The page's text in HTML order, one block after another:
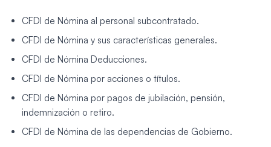
CFDI de Nómina al personal subcontratado.
CFDI de Nómina y sus características generales.
CFDI de Nómina Deducciones.
CFDI de Nómina por acciones o títulos.
CFDI de Nómina por pagos de jubilación, pensión,
indemnización o retiro.
CFDI de Nómina de las dependencias de Gobierno.